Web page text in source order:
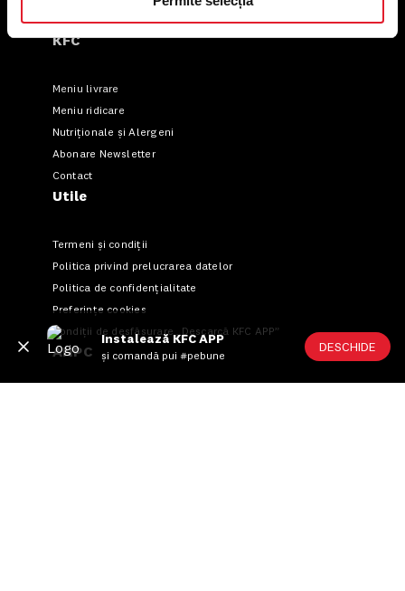
Instalează KFC APP
și comandă pui #pebune
DESCHIDE
KFC
Meniu livrare
Meniu ridicare
Nutriționale și Alergeni
Abonare Newsletter
Contact
Utile
Termeni și condiții
Politica privind prelucrarea datelor
Politica de confidențialitate
Preferințe cookies
Condiții de desfășurare „Descarcă KFC APP”
ANPC